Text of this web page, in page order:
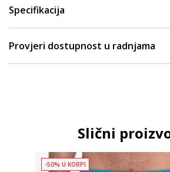
Specifikacija
Provjeri dostupnost u radnjama
Slični
-50% U KORPI